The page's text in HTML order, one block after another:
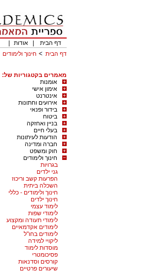
דף הבית
אודות
דף הבית
חינוך ולימודים
מאמרים בקטגוריות של:
אומנות
אימון אישי
אינטרנט
אירועים וחתונות
בידור ופנאי
ביטוח
בניין ואחזקה
בעלי חיים
הודעות לעיתונות
חברה ומדינה
חוק ומשפט
חינוך ולימודים
בגרויות
גני ילדים
הפרעות קשב וריכוז
השכלה ביתית
חינוך ולימודים - כללי
חינוך ילדים
לימוד עצמי
לימודי שפות
לימודי תעודה ומקצוע
לימודים אקדמאיים
לימודים בחו"ל
ליקויי למידה
מוסדות לימוד
פסיכומטרי
קורסים וסדנאות
שיעורים פרטיים